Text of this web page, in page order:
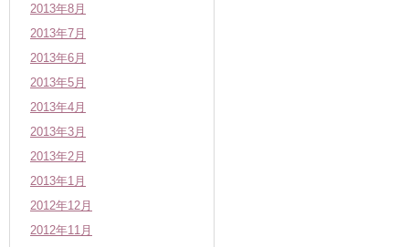
2013年8月
2013年7月
2013年6月
2013年5月
2013年4月
2013年3月
2013年2月
2013年1月
2012年12月
2012年11月